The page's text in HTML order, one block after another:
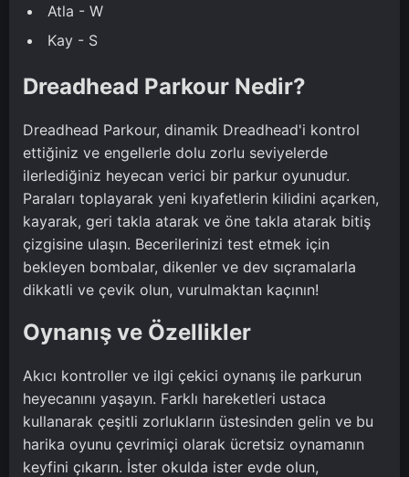
Atla - W
Kay - S
Dreadhead Parkour Nedir?
Dreadhead Parkour, dinamik Dreadhead'i kontrol
ettiğiniz ve engellerle dolu zorlu seviyelerde
ilerlediğiniz heyecan verici bir parkur oyunudur.
Paraları toplayarak yeni kıyafetlerin kilidini açarken,
kayarak, geri takla atarak ve öne takla atarak bitiş
çizgisine ulaşın. Becerilerinizi test etmek için
bekleyen bombalar, dikenler ve dev sıçramalarla
dikkatli ve çevik olun, vurulmaktan kaçının!
Oynanış ve Özellikler
Akıcı kontroller ve ilgi çekici oynanış ile parkurun
heyecanını yaşayın. Farklı hareketleri ustaca
kullanarak çeşitli zorlukların üstesinden gelin ve bu
harika oyunu çevrimiçi olarak ücretsiz oynamanın
keyfini çıkarın. İster okulda ister evde olun,